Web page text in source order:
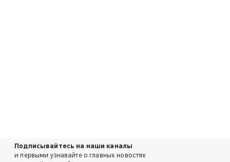
Подписывайтесь на наши каналы
и первыми узнавайте о главных новостях